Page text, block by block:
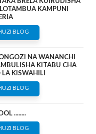
KAMPUNI
BLOG
NA WANANCHI
KITABU CHA
LA KISWAHILI
BLOG
........
BLOG